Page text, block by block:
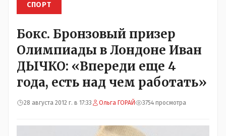
СПОРТ
Бокс. Бронзовый призер
Олимпиады в Лондоне Иван
ДЫЧКО: «Впереди еще 4
года, есть над чем работать»
28 августа 2012 г. в 17:33 Ольга ГОРАЙ 3754 просмотра